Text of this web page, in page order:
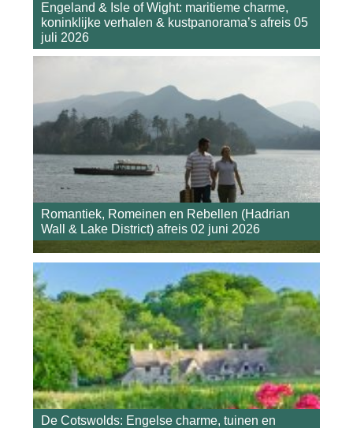
Engeland & Isle of Wight: maritieme charme,
koninklijke verhalen & kustpanorama’s afreis 05
juli 2026
Romantiek, Romeinen en Rebellen (Hadrian
Wall & Lake District) afreis 02 juni 2026
De Cotswolds: Engelse charme, tuinen en